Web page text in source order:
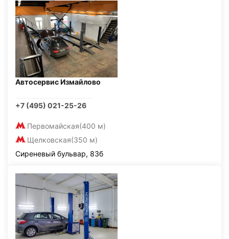
Автосервис Измайлово
+7 (495) 021-25-26
Первомайская(400 м)
Щелковская(350 м)
Сиреневый бульвар, 83б